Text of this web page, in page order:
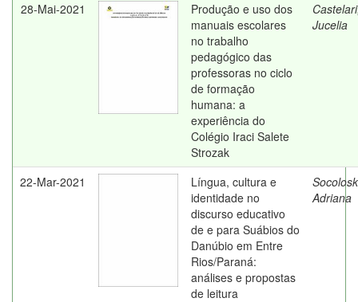
28-Mai-2021
Produção e uso dos
manuais escolares
no trabalho
pedagógico das
professoras no ciclo
de formação
humana: a
experiência do
Colégio Iraci Salete
Strozak
Jucelia
22-Mar-2021
Língua, cultura e
identidade no
discurso educativo
de e para Suábios do
Danúbio em Entre
Rios/Paraná:
análises e propostas
de leitura
Adriana